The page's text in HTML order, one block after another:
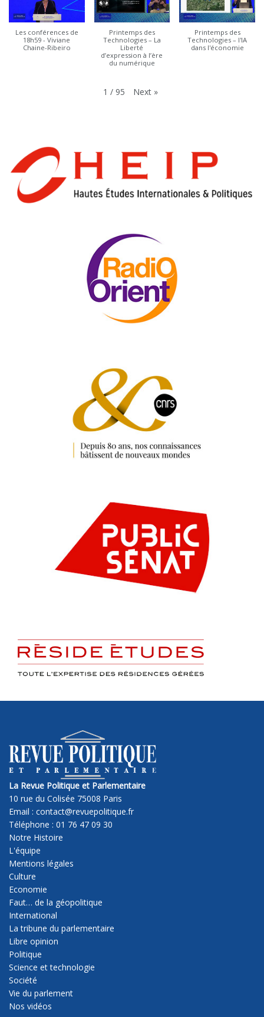
Les conférences de
18h59 - Viviane
Chaine-Ribeiro
Printemps des
Technologies – La
Liberté
d’expression à l’ère
du numérique
Printemps des
Technologies – l'IA
dans l'économie
1 / 95 Next »
La Revue Politique et Parlementaire
10 rue du Colisée 75008 Paris
Email : contact@revuepolitique.fr
Téléphone : 01 76 47 09 30
Notre Histoire
L'équipe
Mentions légales
Culture
Economie
Faut… de la géopolitique
International
La tribune du parlementaire
Libre opinion
Politique
Science et technologie
Société
Vie du parlement
Nos vidéos